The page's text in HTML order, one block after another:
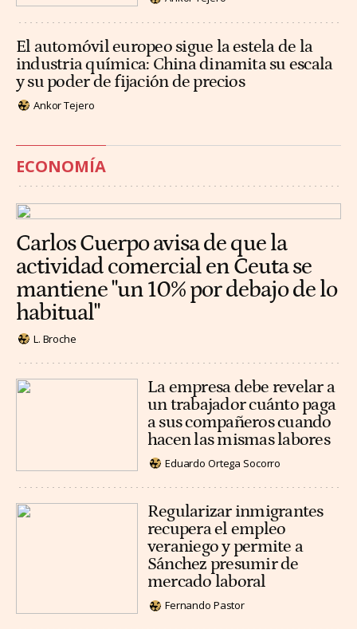
El automóvil europeo sigue la estela de la
industria química: China dinamita su escala
y su poder de fijación de precios
Ankor Tejero
ECONOMÍA
Carlos Cuerpo avisa de que la
actividad comercial en Ceuta se
mantiene "un 10% por debajo de lo
habitual"
L. Broche
La empresa debe revelar a
un trabajador cuánto paga
a sus compañeros cuando
hacen las mismas labores
Eduardo Ortega Socorro
Regularizar inmigrantes
recupera el empleo
veraniego y permite a
Sánchez presumir de
mercado laboral
Fernando Pastor